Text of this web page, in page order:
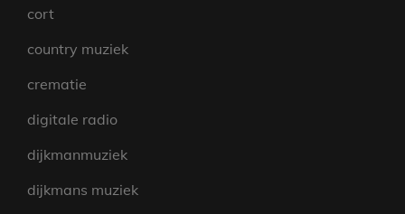
cort
country muziek
crematie
digitale radio
dijkmanmuziek
dijkmans muziek